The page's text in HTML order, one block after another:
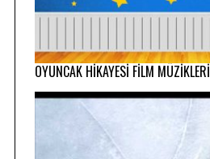
OYUNCAK HİKAYESİ FİLM MÜZİKLERİ